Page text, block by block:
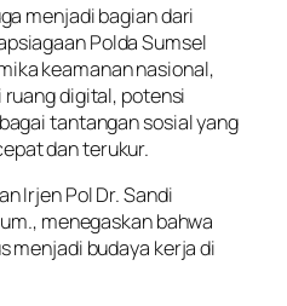
menjadi bagian dari
Polda Sumsel
keamanan nasional,
digital, potensi
tantangan sosial yang
dan terukur.
Irjen Pol Dr. Sandi
menegaskan bahwa
menjadi budaya kerja di